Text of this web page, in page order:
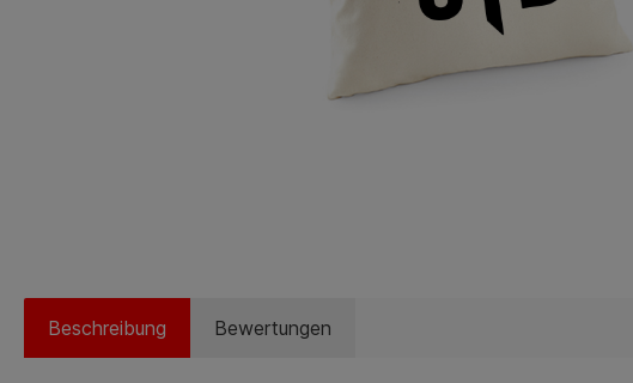
Beschreibung Bewertungen